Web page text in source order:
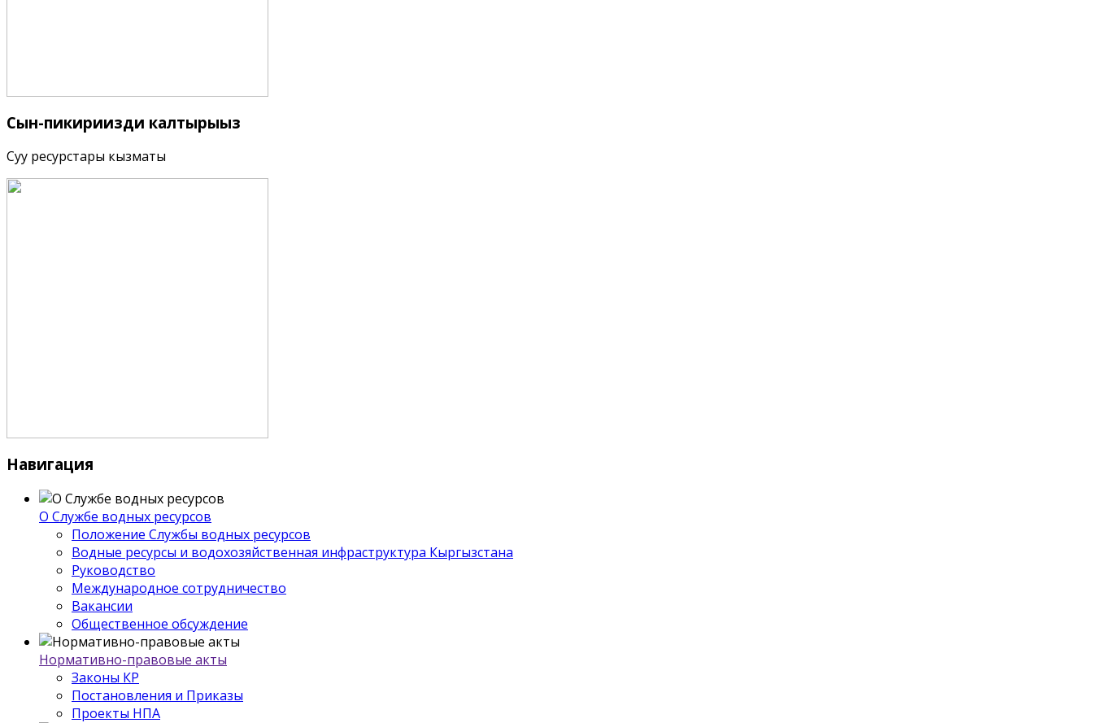
Сын-пикириңизди калтырыңыз
Суу ресурстары кызматы
Навигация
О Службе водных ресурсов
Положение Службы водных ресурсов
Водные ресурсы и водохозяйственная инфраструктура Кыргызстана
Руководство
Международное сотрудничество
Вакансии
Общественное обсуждение
Нормативно-правовые акты
Законы КР
Постановления и Приказы
Проекты НПА